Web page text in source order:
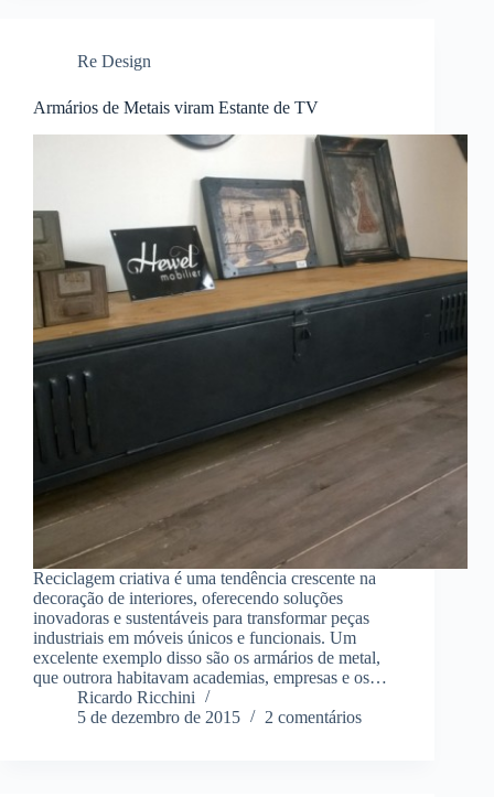
Re Design
Armários de Metais viram Estante de TV
Reciclagem criativa é uma tendência crescente na
decoração de interiores, oferecendo soluções
inovadoras e sustentáveis para transformar peças
industriais em móveis únicos e funcionais. Um
excelente exemplo disso são os armários de metal,
que outrora habitavam academias, empresas e os…
Ricardo Ricchini
5 de dezembro de 2015
2 comentários